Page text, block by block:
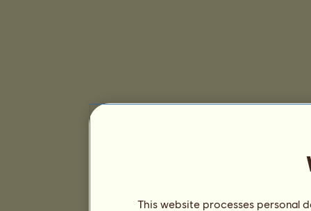
This website processes personal